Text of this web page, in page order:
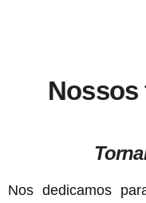
Nossos
Nos dedicamos